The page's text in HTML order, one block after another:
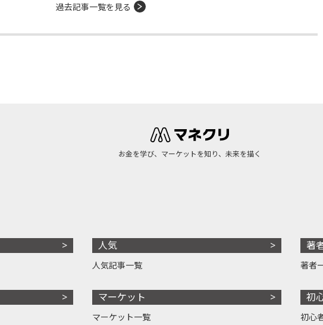
過去記事一覧を見る
お金を学び、マーケットを知り、未来を描く
人気
人気記事一覧
マーケット
マーケット一覧
著
著者
初
初心